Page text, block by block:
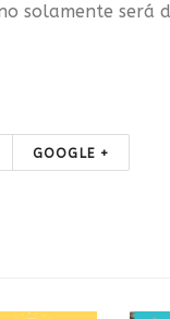
solamente será
GOOGLE +